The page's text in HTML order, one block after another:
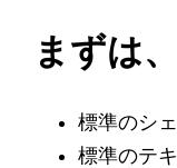
まずは
標準のシ
標準のテ